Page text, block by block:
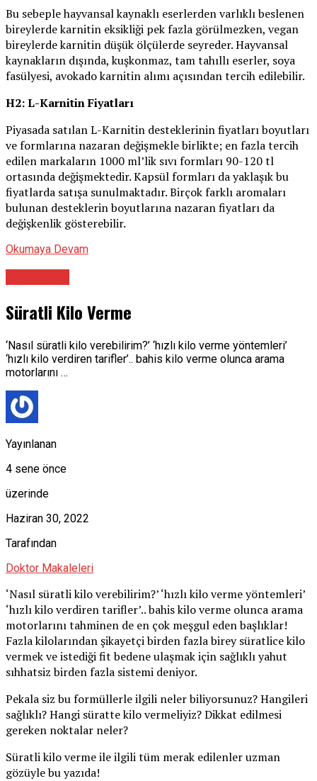
Bu sebeple hayvansal kaynaklı eserlerden varlıklı beslenen
bireylerde karnitin eksikliği pek fazla görülmezken, vegan
bireylerde karnitin düşük ölçülerde seyreder. Hayvansal
kaynakların dışında, kuşkonmaz, tam tahıllı eserler, soya
fasülyesi, avokado karnitin alımı açısından tercih edilebilir.
H2: L-Karnitin Fiyatları
Piyasada satılan L-Karnitin desteklerinin fiyatları boyutları
ve formlarına nazaran değişmekle birlikte; en fazla tercih
edilen markaların 1000 ml’lik sıvı formları 90-120 tl
ortasında değişmektedir. Kapsül formları da yaklaşık bu
fiyatlarda satışa sunulmaktadır. Birçok farklı aromaları
bulunan desteklerin boyutlarına nazaran fiyatları da
değişkenlik gösterebilir.
Okumaya Devam
Süratli Kilo Verme
‘Nasıl süratli kilo verebilirim?’ ‘hızlı kilo verme yöntemleri’
‘hızlı kilo verdiren tarifler’.. bahis kilo verme olunca arama
motorlarını …
Yayınlanan
4 sene önce
üzerinde
Haziran 30, 2022
Tarafından
Doktor Makaleleri
‘Nasıl süratli kilo verebilirim?’ ‘hızlı kilo verme yöntemleri’
‘hızlı kilo verdiren tarifler’.. bahis kilo verme olunca arama
motorlarını tahminen de en çok meşgul eden başlıklar!
Fazla kilolarından şikayetçi birden fazla birey süratlice kilo
vermek ve istediği fit bedene ulaşmak için sağlıklı yahut
sıhhatsiz birden fazla sistemi deniyor.
Pekala siz bu formüllerle ilgili neler biliyorsunuz? Hangileri
sağlıklı? Hangi süratte kilo vermeliyiz? Dikkat edilmesi
gereken noktalar neler?
Süratli kilo verme ile ilgili tüm merak edilenler uzman
gözüyle bu yazıda!